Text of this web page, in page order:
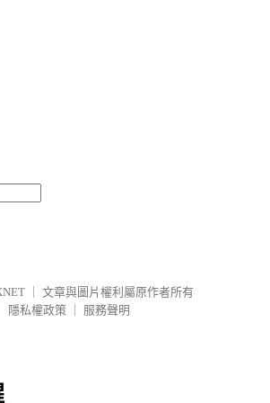
文章與圖片權利屬原作者所有
隱私權政策
服務聲明